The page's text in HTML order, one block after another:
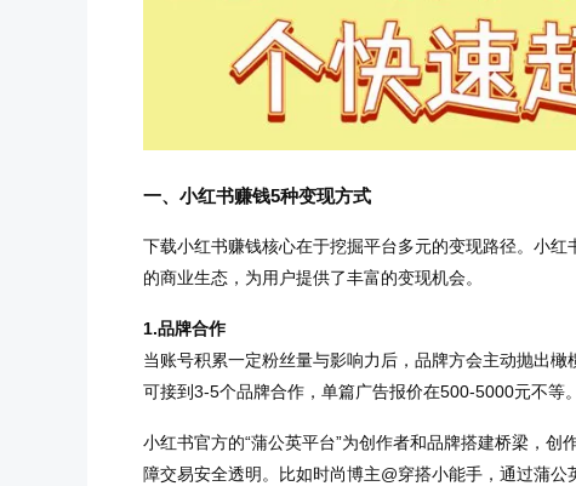
一、小红书赚钱5种变现方式
下载小红书赚钱核心在于挖掘平台多元的变现路径。小
的商业生态，为用户提供了丰富的变现机会。
1.品牌合作
当账号积累一定粉丝量与影响力后，品牌方会主动抛出
可接到3-5个品牌合作，单篇广告报价在500-5000元不等。
小红书官方的“蒲公英平台”为创作者和品牌搭建桥梁，
障交易安全透明。比如时尚博主@穿搭小能手，通过蒲